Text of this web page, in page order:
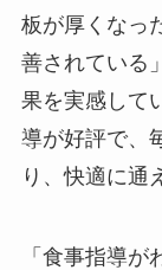
板が厚くなっ
善されている
果を実感して
導が好評で、
り、快適に通
「食事指導